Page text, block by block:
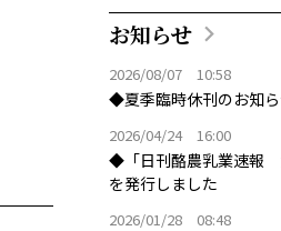
お知らせ
2026/08/07 10:58
◆夏季臨時休刊のお知
2026/04/24 16:00
◆「日刊酪農乳業速報
を発行しました
2026/01/28 08:48